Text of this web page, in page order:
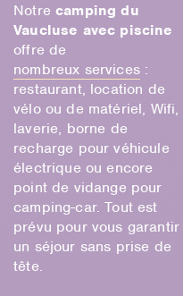
Notrecamping du
Vaucluse avec piscine
offre de
nombreux services:
restaurant, location de
vélo ou de matériel, Wifi,
laverie, borne de
recharge pour véhicule
électrique ou encore
point de vidange pour
camping-car. Tout est
prévu pour vous garantir
un séjour sans prise de
tête.